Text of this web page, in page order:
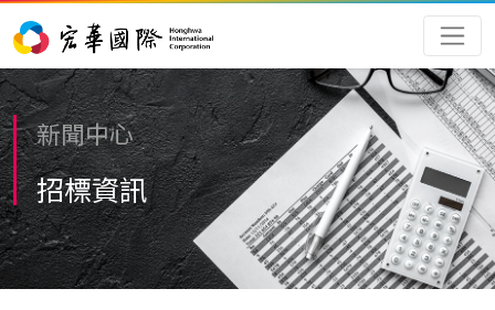
新聞中心
招標資訊